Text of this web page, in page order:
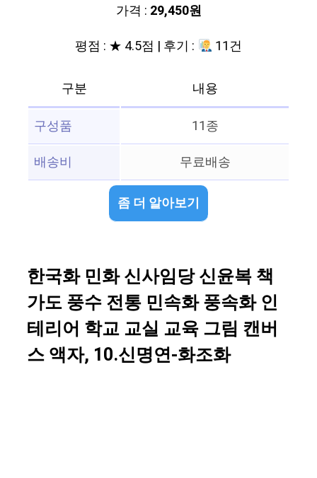
가격 : 29,450원
평점 : ★ 4.5점 | 후기 :
11건
구분
내용
구성품
11종
배송비
무료배송
좀 더 알아보기
한국화 민화 신사임당 신윤복 책
가도 풍수 전통 민속화 풍속화 인
테리어 학교 교실 교육 그림 캔버
스 액자, 10.신명연-화조화